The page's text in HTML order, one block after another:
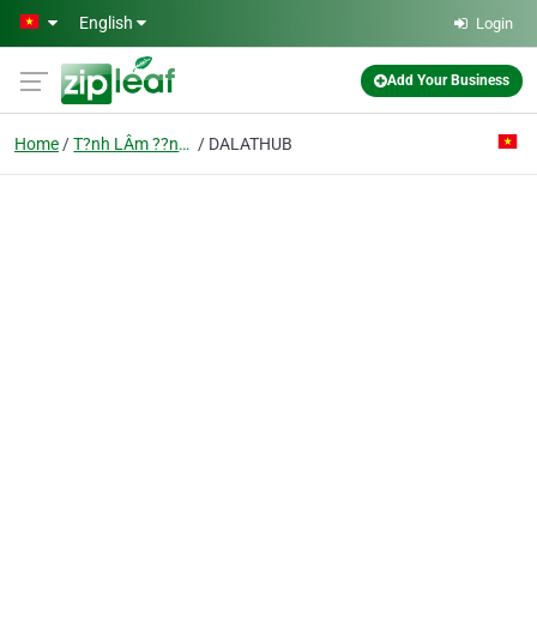
Skip to main content
English Login
Add Your Business
Home T?nh LÂm ??ng ?à L?t DALATHUB